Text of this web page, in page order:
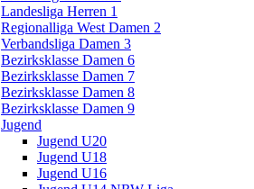
Landesliga Herren 1
Regionalliga West Damen 2
Verbandsliga Damen 3
Bezirksklasse Damen 6
Bezirksklasse Damen 7
Bezirksklasse Damen 8
Bezirksklasse Damen 9
Jugend
Jugend U20
Jugend U18
Jugend U16